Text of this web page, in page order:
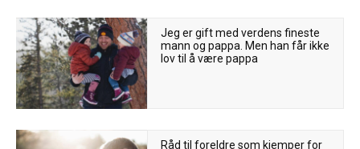
Jeg er gift med verdens fineste
mann og pappa. Men han får ikke
lov til å være pappa
Råd til foreldre som kjemper for